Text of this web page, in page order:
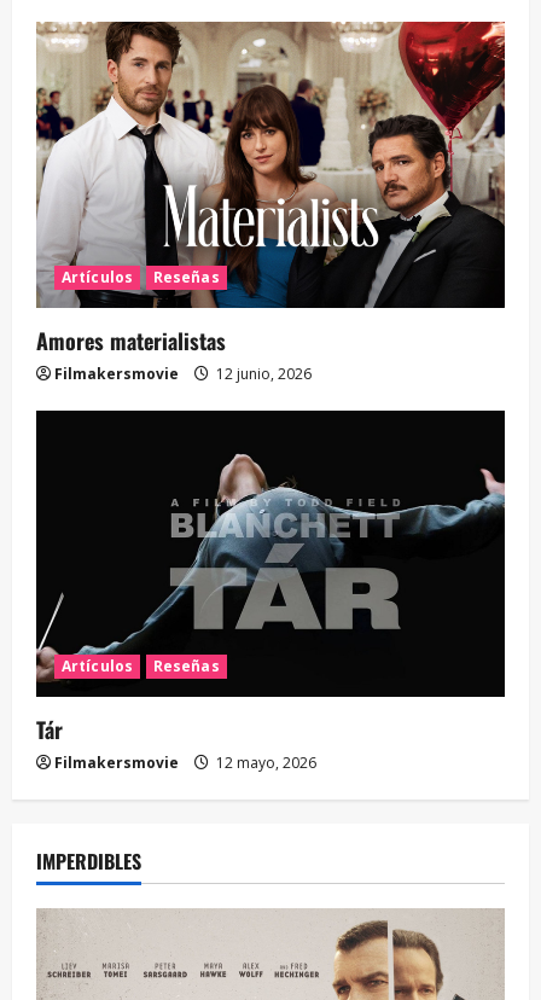
Artículos Reseñas
Amores materialistas
Filmakersmovie 12 junio, 2026
Artículos Reseñas
Tár
Filmakersmovie 12 mayo, 2026
IMPERDIBLES